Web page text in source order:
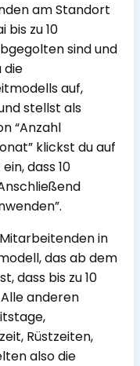
am Standort
bis zu 10
sind und
die
auf,
stellst als
“Anzahl
klickst du auf
dass 10
in
das ab dem
dass bis zu 10
anderen
Rüstzeiten,
also die